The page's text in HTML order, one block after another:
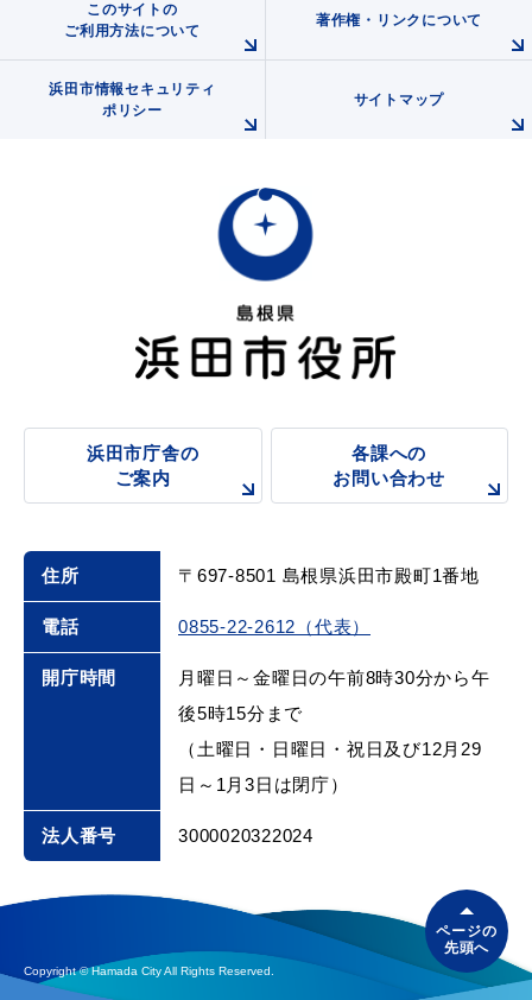
届出・証明 税金
防災・消防
公共交通・
敬老福祉乗車券
公共施設
防災・防犯メール
ごみ分別早見表
このサイトの
ご利用方法について
著作権・リンクについて
浜田市情報セキュリティ
ポリシー
サイトマップ
浜田市庁舎の
ご案内
各課への
お問い合わせ
住所 〒697-8501 島根県浜田市殿町1番地
電話 0855-22-2612（代表）
開庁時間
月曜日～金曜日の午前8時30分から午
後5時15分まで
（土曜日・日曜日・祝日及び12月29
日～1月3日は閉庁）
法人番号 3000020322024
Copyright © Hamada City All Rights Reserved.
ページの
先頭へ